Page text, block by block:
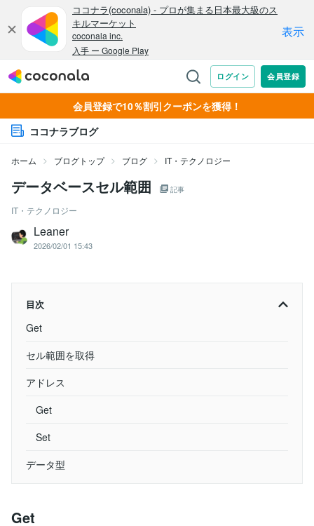
会員登録で10％割引クーポンを獲得！
ココナラブログ
ホーム ブログトップ ブログ IT・テクノロジー
データベースセル範囲 記事
IT・テクノロジー
Leaner
2026/02/01 15:43
目次
Get
セル範囲を取得
アドレス
Get
Set
データ型
Get